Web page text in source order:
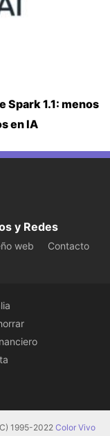
Spark 1.1: menos
en IA
y Redes
web
Contacto
1995-2022 Color Vivo